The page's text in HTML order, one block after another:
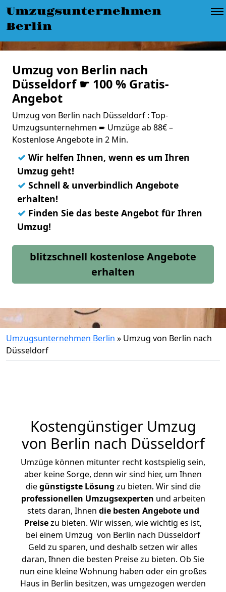
Umzugsunternehmen
Berlin
Umzug von Berlin nach
Düsseldorf ☛ 100 % Gratis-
Angebot
Umzug von Berlin nach Düsseldorf : Top-
Umzugsunternehmen ➨ Umzüge ab 88€ –
Kostenlose Angebote in 2 Min.
✓ Wir helfen Ihnen, wenn es um Ihren
Umzug geht!
✓ Schnell & unverbindlich Angebote
erhalten!
✓ Finden Sie das beste Angebot für Ihren
Umzug!
blitzschnell kostenlose Angebote
erhalten
Umzugsunternehmen Berlin » Umzug von Berlin nach
Düsseldorf
Kostengünstiger Umzug
von Berlin nach Düsseldorf
Umzüge können mitunter recht kostspielig sein,
aber keine Sorge, denn wir sind hier, um Ihnen
diegünstigste Lösung zu bieten. Wir sind die
professionellen Umzugsexperten und arbeiten
stets daran, Ihnen die besten Angebote und
Preisezu bieten. Wir wissen, wie wichtig es ist,
bei einem Umzug von Berlin nach Düsseldorf
Geld zu sparen, und deshalb setzen wir alles
daran, Ihnen die besten Preise zu bieten. Ob Sie
nun eine kleine Wohnung haben oder ein großes
Haus in Berlin besitzen, was umgezogen werden